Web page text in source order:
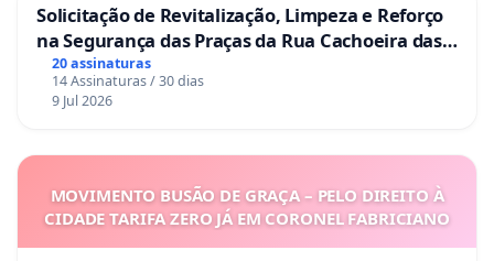
Solicitação de Revitalização, Limpeza e Reforço
na Segurança das Praças da Rua Cachoeira das
Sete Ilhas
20 assinaturas
14 Assinaturas / 30 dias
9 Jul 2026
MOVIMENTO BUSÃO DE GRAÇA – PELO DIREITO À
CIDADE TARIFA ZERO JÁ EM CORONEL FABRICIANO